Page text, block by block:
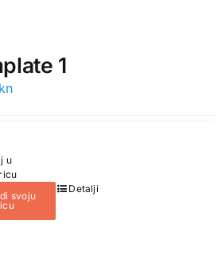
1
kn
u
svoju
Detalji